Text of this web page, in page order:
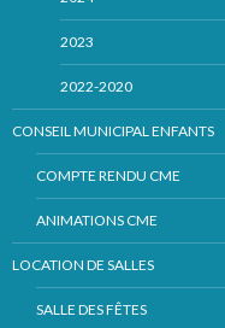
2023
2022-2020
CONSEIL MUNICIPAL ENFANTS
COMPTE RENDU CME
ANIMATIONS CME
LOCATION DE SALLES
SALLE DES FÊTES